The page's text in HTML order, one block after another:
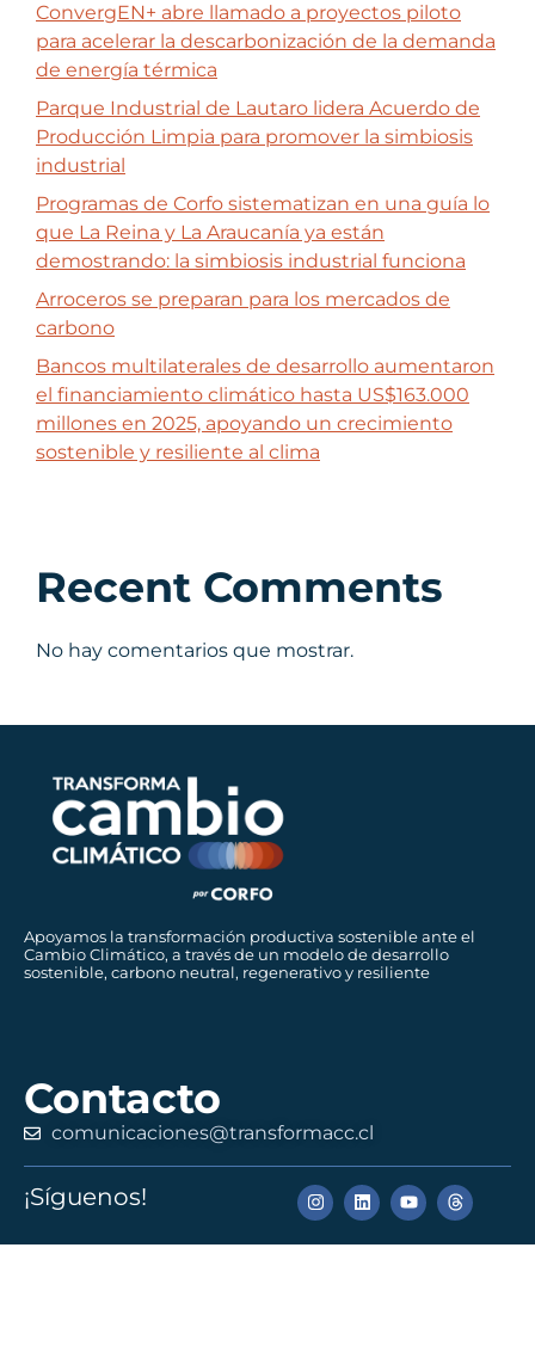
ConvergEN+ abre llamado a proyectos piloto
para acelerar la descarbonización de la demanda
de energía térmica
Parque Industrial de Lautaro lidera Acuerdo de
Producción Limpia para promover la simbiosis
industrial
Programas de Corfo sistematizan en una guía lo
que La Reina y La Araucanía ya están
demostrando: la simbiosis industrial funciona
Arroceros se preparan para los mercados de
carbono
Bancos multilaterales de desarrollo aumentaron
el financiamiento climático hasta US$163.000
millones en 2025, apoyando un crecimiento
sostenible y resiliente al clima
Recent Comments
No hay comentarios que mostrar.
Apoyamos la transformación productiva sostenible ante el
Cambio Climático, a través de un modelo de desarrollo
sostenible, carbono neutral, regenerativo y resiliente
Contacto
comunicaciones@transformacc.cl
¡Síguenos!